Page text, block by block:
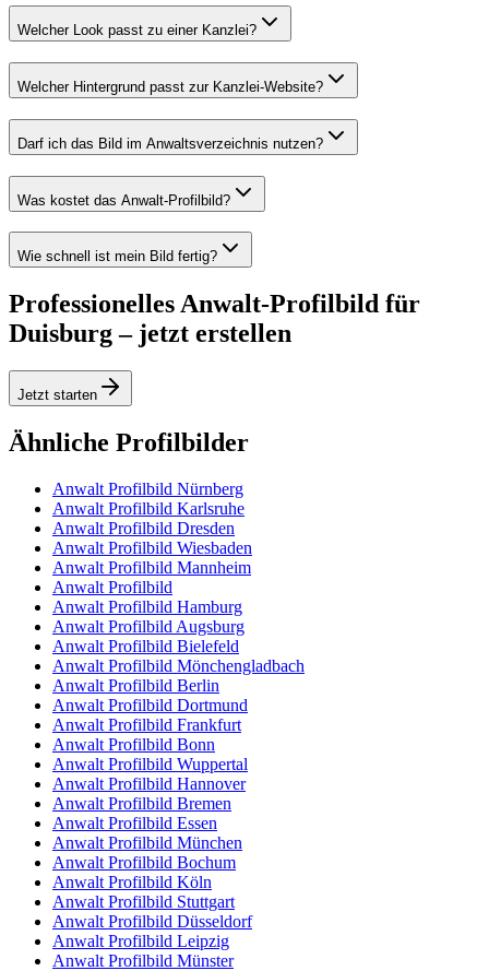
Welcher Look passt zu einer Kanzlei?
Welcher Hintergrund passt zur Kanzlei-Website?
Darf ich das Bild im Anwaltsverzeichnis nutzen?
Was kostet das Anwalt-Profilbild?
Wie schnell ist mein Bild fertig?
Professionelles Anwalt-Profilbild für
Duisburg – jetzt erstellen
Jetzt starten
Ähnliche Profilbilder
Anwalt Profilbild Nürnberg
Anwalt Profilbild Karlsruhe
Anwalt Profilbild Dresden
Anwalt Profilbild Wiesbaden
Anwalt Profilbild Mannheim
Anwalt Profilbild
Anwalt Profilbild Hamburg
Anwalt Profilbild Augsburg
Anwalt Profilbild Bielefeld
Anwalt Profilbild Mönchengladbach
Anwalt Profilbild Berlin
Anwalt Profilbild Dortmund
Anwalt Profilbild Frankfurt
Anwalt Profilbild Bonn
Anwalt Profilbild Wuppertal
Anwalt Profilbild Hannover
Anwalt Profilbild Bremen
Anwalt Profilbild Essen
Anwalt Profilbild München
Anwalt Profilbild Bochum
Anwalt Profilbild Köln
Anwalt Profilbild Stuttgart
Anwalt Profilbild Düsseldorf
Anwalt Profilbild Leipzig
Anwalt Profilbild Münster